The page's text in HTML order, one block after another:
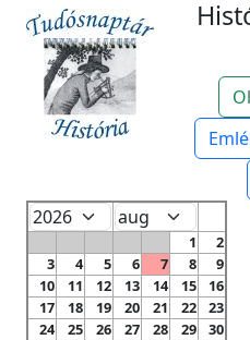
1
2
3
4 5 6 7 8
9
10
11 12 13 14 15
16
17
18 19 20 21 22
23
24
25 26 27 28 29
30